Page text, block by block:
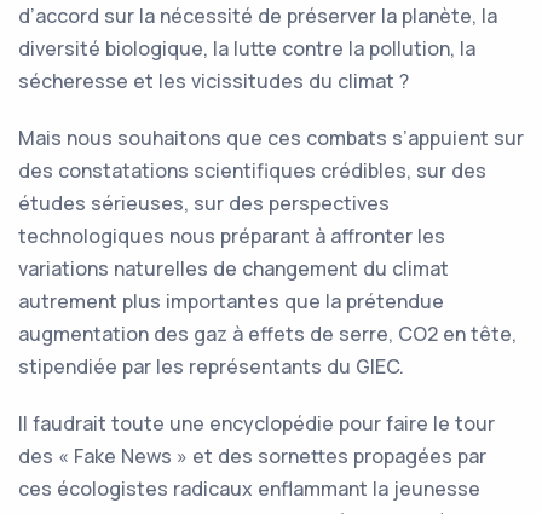
d’accord sur la nécessité de préserver la planète, la
diversité biologique, la lutte contre la pollution, la
sécheresse et les vicissitudes du climat ?
Mais nous souhaitons que ces combats s’appuient sur
des constatations scientifiques crédibles, sur des
études sérieuses, sur des perspectives
technologiques nous préparant à affronter les
variations naturelles de changement du climat
autrement plus importantes que la prétendue
augmentation des gaz à effets de serre, CO2 en tête,
stipendiée par les représentants du GIEC.
Il faudrait toute une encyclopédie pour faire le tour
des « Fake News » et des sornettes propagées par
ces écologistes radicaux enflammant la jeunesse